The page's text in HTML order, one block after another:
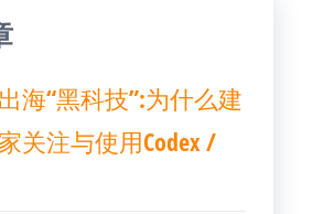
海“黑科技”:为什么建
关注与使用Codex /